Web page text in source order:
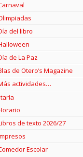
del libro
de La Paz
de Otero’s Magazine
actividades…
de texto 2026/27
Escolar